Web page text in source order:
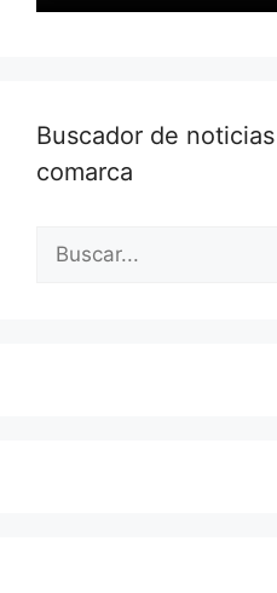
Buscador de
comarca
Buscar: